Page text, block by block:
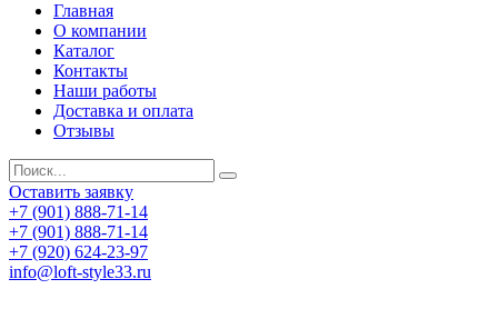
Главная
О компании
Каталог
Контакты
Наши работы
Доставка и оплата
Отзывы
Оставить заявку
+7 (901) 888-71-14
+7 (901) 888-71-14
+7 (920) 624-23-97
info@loft-style33.ru